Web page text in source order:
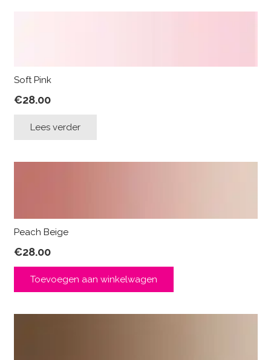
Soft Pink
€28.00
Lees verder
Peach Beige
€28.00
Toevoegen aan winkelwagen